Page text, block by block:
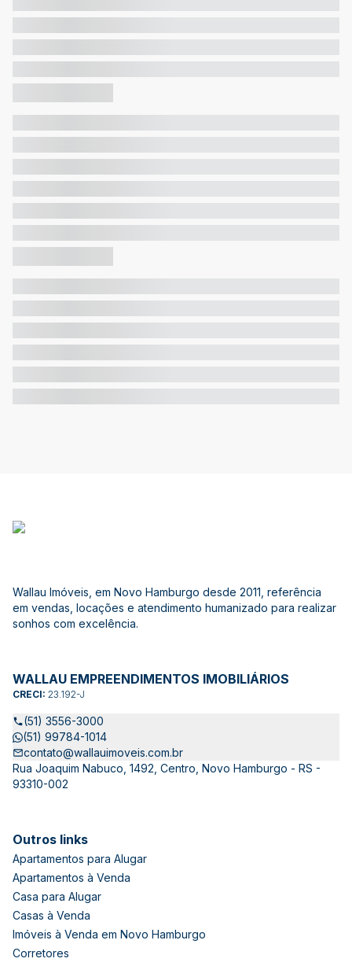
Wallau Imóveis, em Novo Hamburgo desde 2011, referência
em vendas, locações e atendimento humanizado para realizar
sonhos com excelência.
WALLAU EMPREENDIMENTOS IMOBILIÁRIOS
CRECI: 23.192-J
(51) 3556-3000
(51) 99784-1014
contato@wallauimoveis.com.br
Rua Joaquim Nabuco, 1492, Centro, Novo Hamburgo - RS -
93310-002
Outros links
Apartamentos para Alugar
Apartamentos à Venda
Casa para Alugar
Casas à Venda
Imóveis à Venda em Novo Hamburgo
Corretores